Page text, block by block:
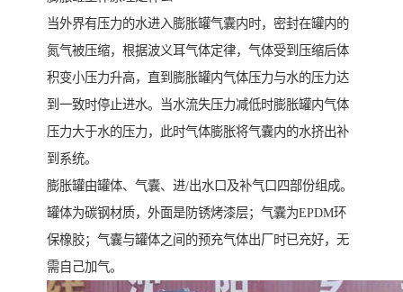
当外界有压力的水进入膨胀罐气囊内时，密封在罐内的
氮气被压缩，根据波义耳气体定律，气体受到压缩后体
积变小压力升高，直到膨胀罐内气体压力与水的压力达
到一致时停止进水。当水流失压力减低时膨胀罐内气体
压力大于水的压力，此时气体膨胀将气囊内的水挤出补
到系统。
膨胀罐由罐体、气囊、进/出水口及补气口四部份组成。
罐体为碳钢材质，外面是防锈烤漆层；气囊为EPDM环
保橡胶；气囊与罐体之间的预充气体出厂时已充好，无
需自己加气。